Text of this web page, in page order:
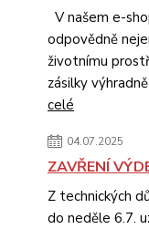
V našem e-
odpovědně
životnímu
zásilky
celé
04.07.2025
ZAVŘENÍ
Z technických
do neděle 6.7.